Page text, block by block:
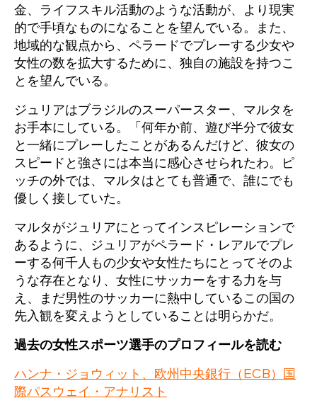
金、ライフスキル活動のような活動が、より現実
的で手頃なものになることを望んでいる。また、
地域的な観点から、ペラードでプレーする少女や
女性の数を拡大するために、独自の施設を持つこ
とを望んでいる。
ジュリアはブラジルのスーパースター、マルタを
お手本にしている。「何年か前、遊び半分で彼女
と一緒にプレーしたことがあるんだけど、彼女の
スピードと強さには本当に感心させられたわ。ピ
ッチの外では、マルタはとても普通で、誰にでも
優しく接していた。
マルタがジュリアにとってインスピレーションで
あるように、ジュリアがペラード・レアルでプレ
ーする何千人もの少女や女性たちにとってそのよ
うな存在となり、女性にサッカーをする力を与
え、まだ男性のサッカーに熱中しているこの国の
先入観を変えようとしていることは明らかだ。
過去の女性スポーツ選手のプロフィールを読む
ハンナ・ジョウィット、欧州中央銀行（ECB）国
際パスウェイ・アナリスト